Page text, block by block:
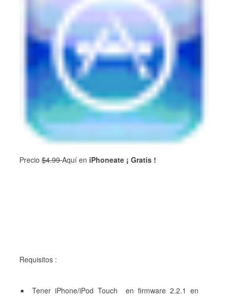
Precio $4.99 Aquí en iPhoneate ¡ Gratis !
Requisitos :
Tener iPhone/iPod Touch en firmware 2.2.1 en